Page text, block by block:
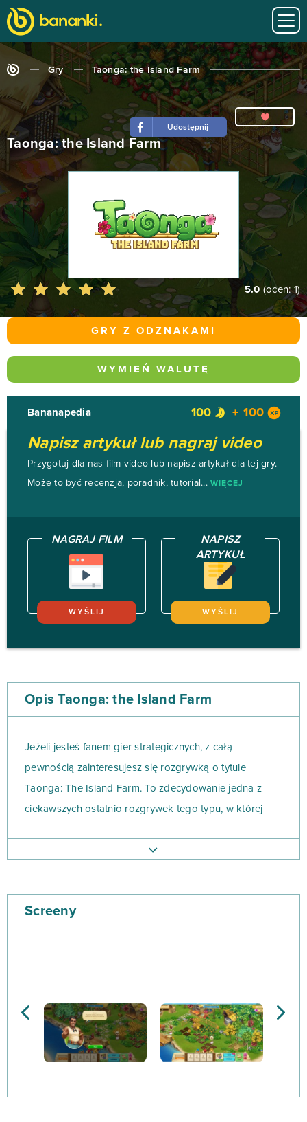
Gry Taonga: the Island Farm
Udostępnij
Taonga: the Island Farm
5.0 (ocen:1)
GRY Z ODZNAKAMI
WYMIEŃ WALUTĘ
Bananapedia 100 100
Napisz artykuł lub nagraj video
Przygotuj dla nas film video lub napisz artykuł dla tej gry.
Może to być recenzja, poradnik, tutorial... WIĘCEJ
NAGRAJ FILM
WYŚLIJ
NAPISZ
ARTYKUŁ
WYŚLIJ
Opis Taonga: the Island Farm
Jeżeli jesteś fanem gier strategicznych, z całą
pewnością zainteresujesz się rozgrywką o tytule
Taonga: The Island Farm. To zdecydowanie jedna z
ciekawszych ostatnio rozgrywek tego typu, w której
Taonga: The Island Farm umożliwi Ci wybudowanie
prywatnego, tropikalnego raju i odkrywanie tajemnic
Island Farm pozwoli również na to, by uprawiać różne
rośliny, dbać o zwierzęta, zbierać cenne zasoby i
produkować cenne towary po to, aby dzięki nim móc
sąsiednimi wioskami wyspy. Taonga: The Island Farm
Screeny